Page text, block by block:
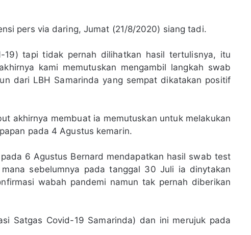
pers via daring, Jumat (21/8/2020) siang tadi.
19) tapi tidak pernah dilihatkan hasil tertulisnya, itu
kami memutuskan mengambil langkah swab
dari LBH Samarinda yang sempat dikatakan positif
akhirnya membuat ia memutuskan untuk melakukan
pada 4 Agustus kemarin.
6 Agustus Bernard mendapatkan hasil swab test
sebelumnya pada tanggal 30 Juli ia dinytakan
wabah pandemi namun tak pernah diberikan
Satgas Covid-19 Samarinda) dan ini merujuk pada